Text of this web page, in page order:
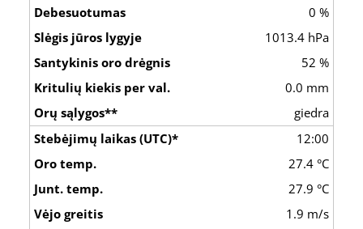
0 %
1013.4 hPa
52 %
0.0 mm
giedra
12:00
27.4 °C
27.9 °C
1.9 m/s